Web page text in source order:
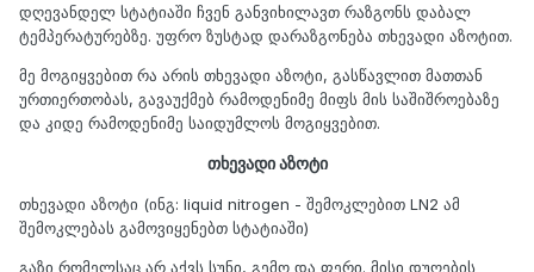
დღევანდელ სტატიაში ჩვენ განვიხილავთ რაზგონს დაბალ
ტემპერატურებზე. უფრო ზუსტად დარაზგონება თხევადი აზოტით.
მე მოგიყვებით რა არის თხევადი აზოტი, გასწავლით მათთან
ურთიერთობას, გავაუქმებ რამოდენიმე მიფს მის საშიშროებაზე
და კიდე რამოდენიმე საიდუმლოს მოგიყვებით.
თხევადი აზოტი
თხევადი აზოტი (ინგ: liquid nitrogen - შემოკლებით LN2 ამ
შემოკლებას გამოვიყენებთ სტატიაში)
გაზი რომელსაც არ აქვს სუნი, გემო და ფერი. მისი დუღების